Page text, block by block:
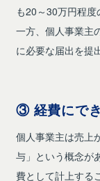
も20～30万円程度
一方、個人事業主
に必要な届出を提
③ 経費にで
個人事業主は売上
与」という概念が
費として計上する